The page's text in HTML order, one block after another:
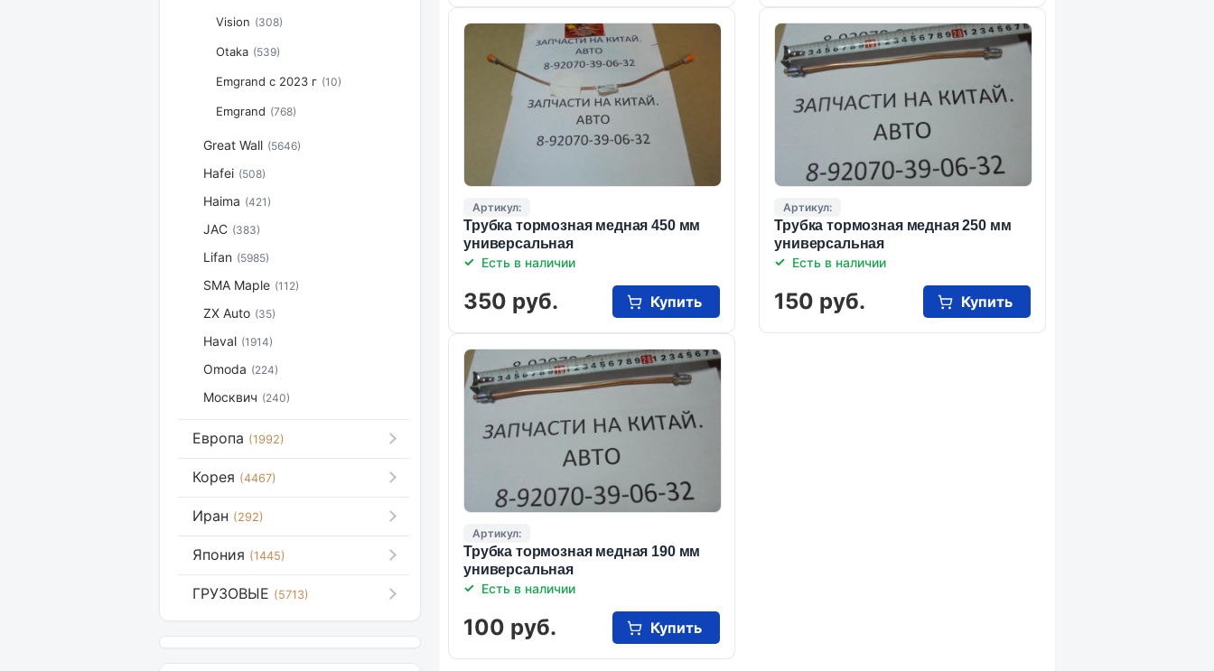
Артикул:
Трубка тормозная медная 450 мм
универсальная
Есть в наличии
350 руб. Купить
Артикул:
Трубка тормозная медная 250 мм
универсальная
Есть в наличии
150 руб. Купить
Артикул:
Трубка тормозная медная 190 мм
универсальная
Есть в наличии
100 руб. Купить
Vision (308)
Otaka (539)
Emgrand с 2023 г (10)
Emgrand (768)
Great Wall (5646)
Hafei (508)
Haima (421)
JAC (383)
Lifan (5985)
SMA Maple (112)
ZX Auto (35)
Haval (1914)
Omoda (224)
Москвич (240)
Европа (1992)
Корея (4467)
Иран (292)
Япония (1445)
ГРУЗОВЫЕ (5713)